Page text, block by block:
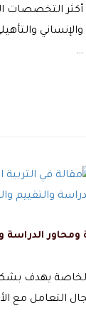
التخصصات
…
ومحاور
الخاصة يهدف
التعامل مع